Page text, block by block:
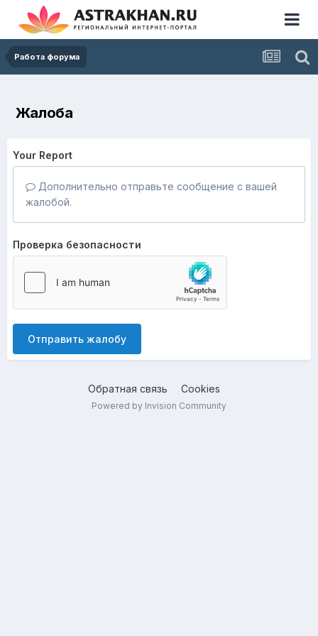
Работа форума
Жалоба
Your Report
Дополнительно отправьте сообщение с вашей
жалобой.
Проверка безопасности
Отправить жалобу
Обратная связь Cookies
Powered by Invision Community